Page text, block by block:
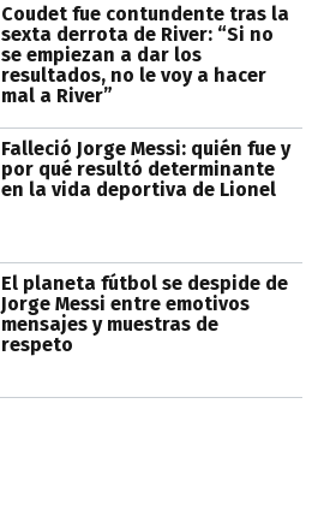
Coudet fue contundente tras la
sexta derrota de River: “Si no
se empiezan a dar los
resultados, no le voy a hacer
mal a River”
Falleció Jorge Messi: quién fue y
por qué resultó determinante
en la vida deportiva de Lionel
El planeta fútbol se despide de
Jorge Messi entre emotivos
mensajes y muestras de
respeto